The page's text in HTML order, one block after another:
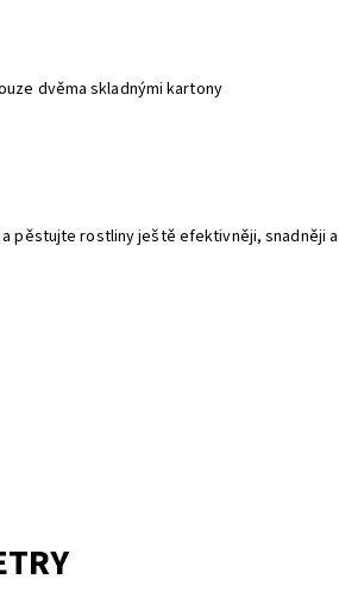
dvěma skladnými kartony
pěstujte rostliny ještě efektivněji, snadněji